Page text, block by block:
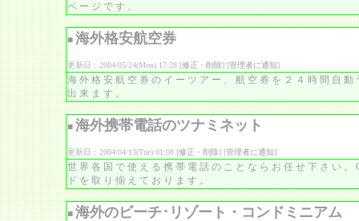
ページです。
■ 海外格安航空券
更新日：2004/05/24(Mon) 17:28 [修正・削除] [管理者に通知]
海外格安航空券のイーツアー、航空券を２４時間自
出来ます。
■ 海外携帯電話のツナミネット
更新日：2004/04/13(Tue) 01:08 [修正・削除] [管理者に通知]
世界各国で使える携帯電話のことならお任せ下さい
ドを取り揃えております。
■ 海外のビーチ･リゾート・コンドミニアム